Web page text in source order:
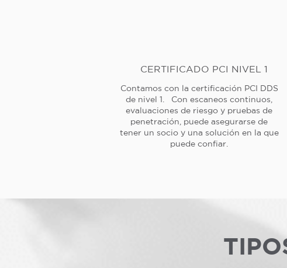
CERTIFICADO PCI NIVEL 1
Contamos con la certificación PCI DDS
de nivel 1. Con escaneos continuos,
evaluaciones de riesgo y pruebas de
penetración, puede asegurarse de
tener un socio y una solución en la que
puede confiar.